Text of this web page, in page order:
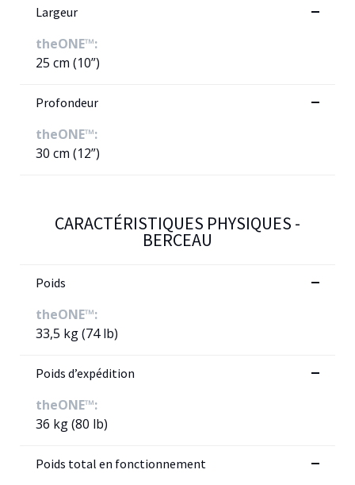
Largeur
theONE™:
25 cm (10”)
Profondeur
theONE™:
30 cm (12”)
CARACTÉRISTIQUES PHYSIQUES -
BERCEAU
Poids
theONE™:
33,5 kg (74 lb)
Poids d’expédition
theONE™:
36 kg (80 lb)
Poids total en fonctionnement